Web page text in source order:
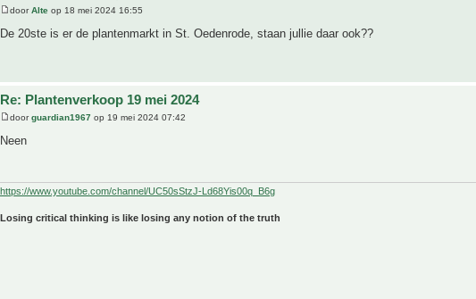
doorAlte op 18 mei 2024 16:55
De 20ste is er de plantenmarkt in St. Oedenrode, staan jullie daar ook??
Re: Plantenverkoop 19 mei 2024
doorguardian1967 op 19 mei 2024 07:42
Neen
https://www.youtube.com/channel/UC50sStzJ-Ld68Yis00q_B6g
Losing critical thinking is like losing any notion of the truth